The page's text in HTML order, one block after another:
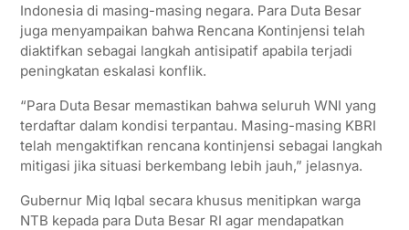
Indonesia di masing-masing negara. Para Duta Besar
juga menyampaikan bahwa Rencana Kontinjensi telah
diaktifkan sebagai langkah antisipatif apabila terjadi
peningkatan eskalasi konflik.
“Para Duta Besar memastikan bahwa seluruh WNI yang
terdaftar dalam kondisi terpantau. Masing-masing KBRI
telah mengaktifkan rencana kontinjensi sebagai langkah
mitigasi jika situasi berkembang lebih jauh,” jelasnya.
Gubernur Miq Iqbal secara khusus menitipkan warga
NTB kepada para Duta Besar RI agar mendapatkan